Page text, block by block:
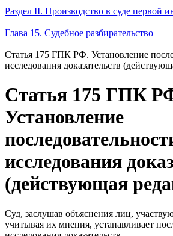
Раздел II. Производство в суде первой
Глава 15. Судебное разбирательство
Статья 175 ГПК РФ. Установление
исследования доказательств
Статья 175 ГПК
Установление
исследования
(действующая
Суд, заслушав объяснения лиц,
учитывая их мнения, устанавливает